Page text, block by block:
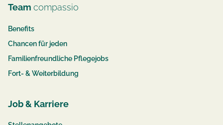
Team compassio
Benefits
Chancen für jeden
Familienfreundliche Pflegejobs
Fort- & Weiterbildung
Job & Karriere